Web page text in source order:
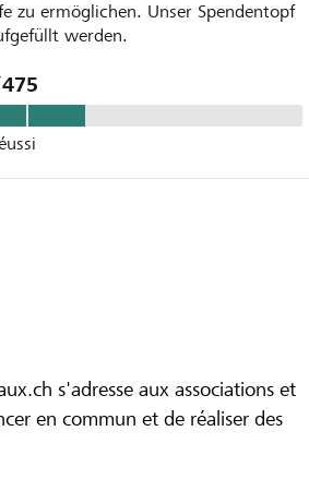
zu ermöglichen. Unser Spendentopf
werden.
s'adresse aux associations et
en commun et de réaliser des